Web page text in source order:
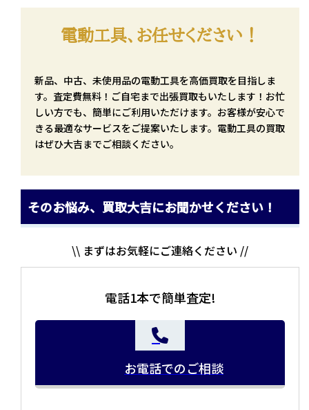
電動工具、お任せください！
新品、中古、未使用品の電動工具を高価買取を目指しま
す。査定費無料！ご自宅まで出張買取もいたします！お忙
しい方でも、簡単にご利用いただけます。お客様が安心で
きる最適なサービスをご提案いたします。電動工具の買取
はぜひ大吉までご相談ください。
そのお悩み、買取大吉にお聞かせください！
電話1本で簡単査定!
お電話でのご相談